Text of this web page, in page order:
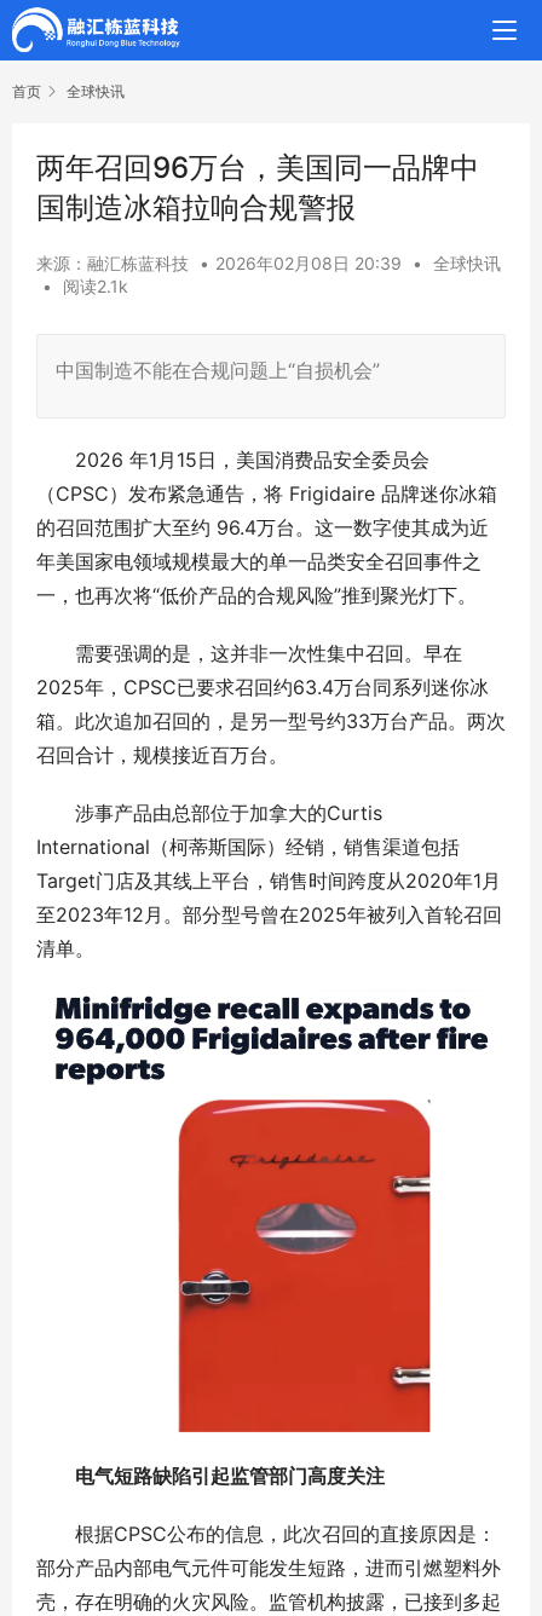
首页 全球快讯
两年召回96万台，美国同一品牌中
国制造冰箱拉响合规警报
来源：融汇栋蓝科技 • 2026年02月08日 20:39 •
全球快讯
•
阅读2.1k
中国制造不能在合规问题上“自损机会”
2026 年1月15日，美国消费品安全委员会
（CPSC）发布紧急通告，将 Frigidaire 品牌迷你冰箱
的召回范围扩大至约 96.4万台。这一数字使其成为近
年美国家电领域规模最大的单一品类安全召回事件之
一，也再次将“低价产品的合规风险”推到聚光灯下。
需要强调的是，这并非一次性集中召回。早在
2025年，CPSC已要求召回约63.4万台同系列迷你冰
箱。此次追加召回的，是另一型号约33万台产品。两次
召回合计，规模接近百万台。
涉事产品由总部位于加拿大的Curtis
International（柯蒂斯国际）经销，销售渠道包括
Target门店及其线上平台，销售时间跨度从2020年1月
至2023年12月。部分型号曾在2025年被列入首轮召回
清单。
电气短路缺陷引起监管部门高度关注
根据CPSC公布的信息，此次召回的直接原因是：
部分产品内部电气元件可能发生短路，进而引燃塑料外
壳，存在明确的火灾风险。监管机构披露，已接到多起